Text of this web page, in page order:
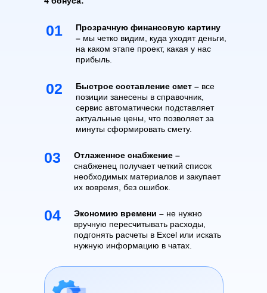
01
Прозрачную финансовую картину
– мы четко видим, куда уходят деньги,
на каком этапе проект, какая у нас
прибыль.
02 Быстрое составление смет – все
позиции занесены в справочник,
сервис автоматически подставляет
актуальные цены, что позволяет за
минуты сформировать смету.
03
Отлаженное снабжение –
снабженец получает четкий список
необходимых материалов и закупает
их вовремя, без ошибок.
04 Экономию времени – не нужно
вручную пересчитывать расходы,
подгонять расчеты в Excel или искать
нужную информацию в чатах.